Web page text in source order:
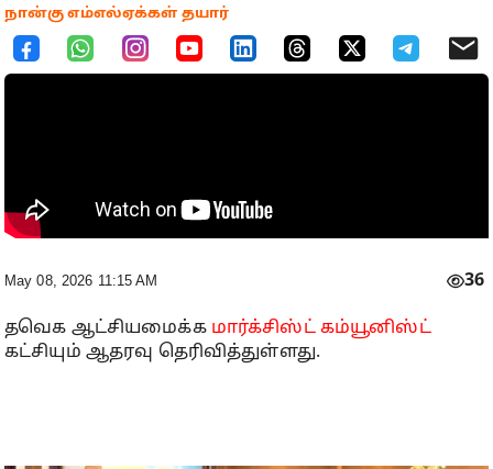
நான்கு எம்எல்ஏக்கள் தயார்
May 08, 2026 11:15 AM 36
தவெக ஆட்சியமைக்க மார்க்சிஸ்ட் கம்யூனிஸ்ட்
கட்சியும் ஆதரவு தெரிவித்துள்ளது.